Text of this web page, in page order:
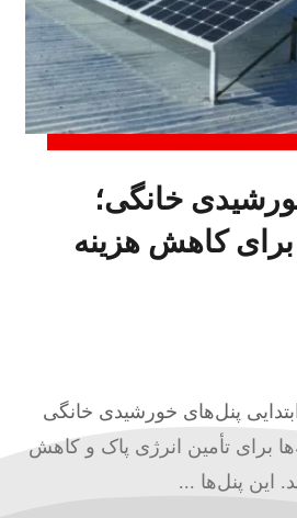
خانگی؛
برای کاهش هزینه
پنل‌های خورشیدی خانگی
برای تأمین انرژی پاک و کاهش
این پنل‌ها ...